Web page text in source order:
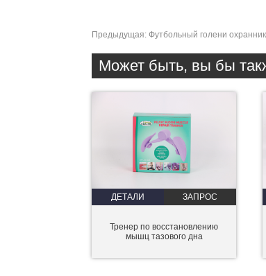
Предыдущая: Футбольный голени
Может быть, вы бы
ДЕТАЛИ ЗАПРОС
Тренер по восстановлению
мышц тазового дна